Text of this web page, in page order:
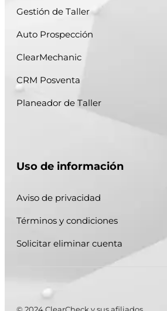
Gestión de Taller
Auto Prospección
ClearMechanic
CRM Posventa
Planeador de Taller
Uso de información
Aviso de privacidad
Términos y condiciones
Solicitar eliminar cuenta